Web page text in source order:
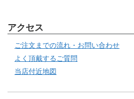
アクセス
ご注文までの流れ・お問い合わせ
よく頂戴するご質問
当店付近地図